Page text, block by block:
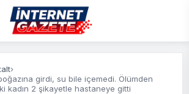
›
girdi, su bile içemedi. Ölümden
kadın 2 şikayetle hastaneye gitti